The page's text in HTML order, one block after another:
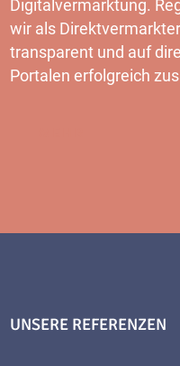
Digitalvermarktung.
wir als
transparent und auf
Portalen erfolgreich
UNSERE REFERENZEN